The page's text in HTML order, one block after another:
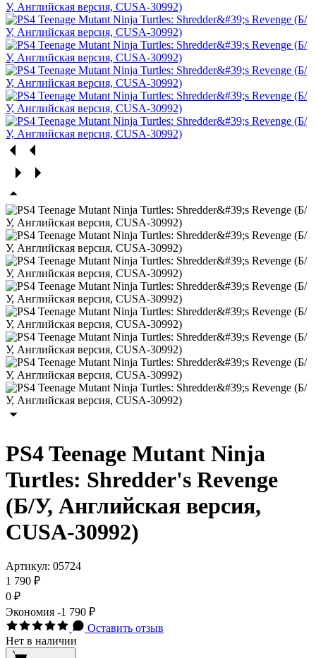
PS4 Teenage Mutant Ninja
Turtles: Shredder's Revenge
(Б/У, Английская версия,
CUSA-30992)
Артикул: 05724
1 790 ₽
0 ₽
Экономия -1 790 ₽
Оставить отзыв
Нет в наличии